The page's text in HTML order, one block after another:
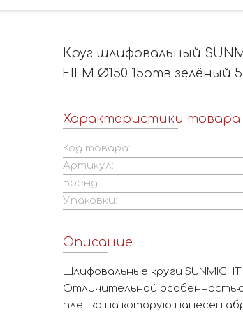
Круг шлифовальный
FILM Ø150 15отв зелёный
Характеристики товара
Код товара:
Артикул:
Бренд:
Упаковки:
Описание
Шлифовальные круги
Отличительной особенностью
пленка на которую нанесен